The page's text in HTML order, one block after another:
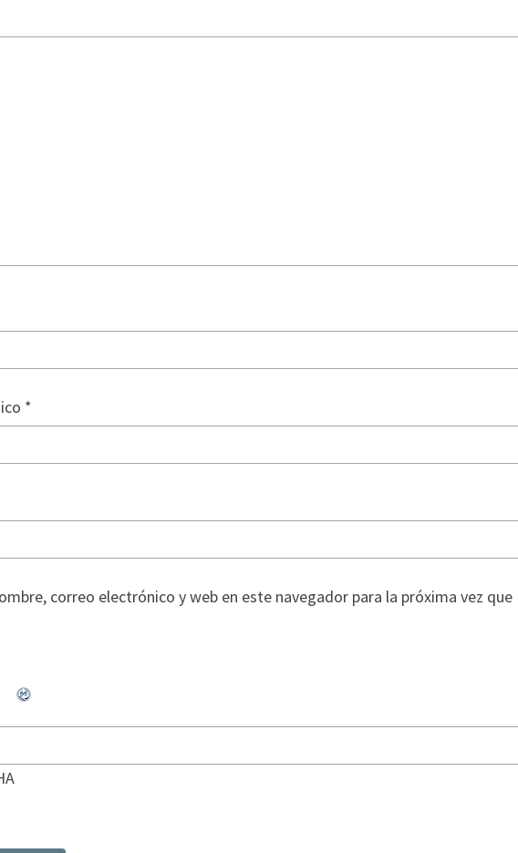
*
correo electrónico y web en este navegador para la próxima vez que